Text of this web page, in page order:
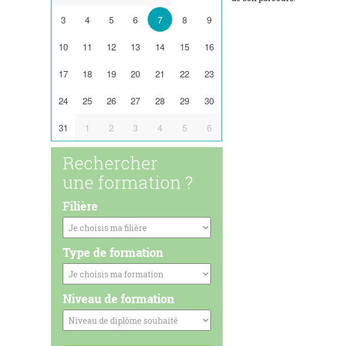
3 4 5 6 7 8 9
10 11 12 13 14 15 16
17 18 19 20 21 22 23
24 25 26 27 28 29 30
31 1 2 3 4 5 6
Rechercher
une formation ?
Filière
Type de formation
Niveau de formation